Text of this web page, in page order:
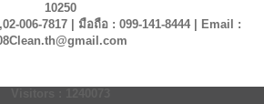
10250
006-7817 | มือถือ : 099-141-8444 | Email :